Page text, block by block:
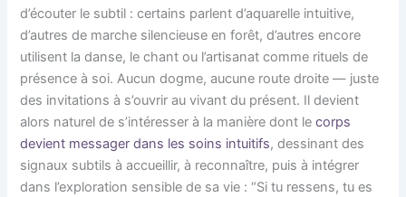
d’écouter le subtil : certains parlent d’aquarelle intuitive,
d’autres de marche silencieuse en forêt, d’autres encore
utilisent la danse, le chant ou l’artisanat comme rituels de
présence à soi. Aucun dogme, aucune route droite — juste
des invitations à s’ouvrir au vivant du présent. Il devient
alors naturel de s’intéresser à la manière dont lecorps
devient messager dans les soins intuitifs, dessinant des
signaux subtils à accueillir, à reconnaître, puis à intégrer
dans l’exploration sensible de sa vie : “Si tu ressens, tu es